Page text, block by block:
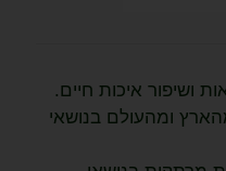
ושיפור איכות חיים.
ומהעולם בנושאי